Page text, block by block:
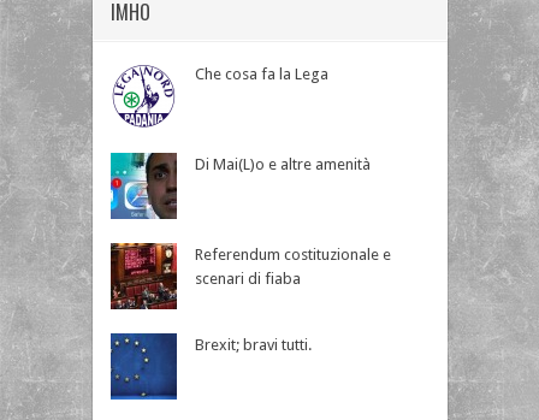
IMHO
Che cosa fa la Lega
Di Mai(L)o e altre amenità
Referendum costituzionale e
scenari di fiaba
Brexit; bravi tutti.